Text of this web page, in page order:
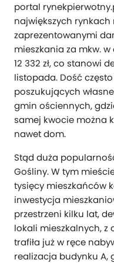
portal
największych rynkach
zaprezentowanymi
mieszkania za mkw.
12 332 zł, co stanowi
listopada. Dość
poszukujących
gmin ościennych,
samej kwocie można
nawet dom.
Stąd duża
Gośliny. W tym
tysięcy mieszkańców
inwestycja
przestrzeni kilku lat,
lokali mieszkalnych, z
trafiła już w ręce
realizacja budynku A,